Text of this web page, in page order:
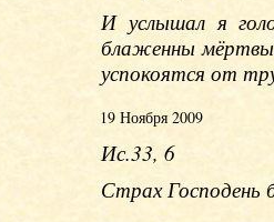
И услышал я
блаженны
успокоятся от
19 Ноября 2009
Ис.33, 6
Страх Господень